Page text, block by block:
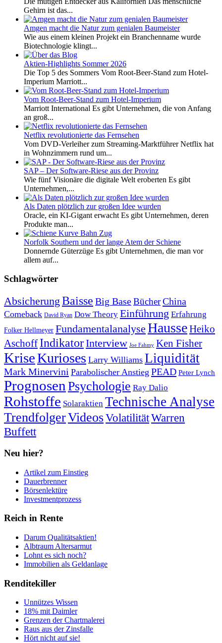
Gehirn ist das...
Amgen macht die Natur zum genialen Baumeister
Wie aus einem kleinen Projekt ein Branchenname wurde
Biotechnologie klingt...
Aktien-Highlights Sommer 2026
Die Top 5 des Sommers Vom Root-Beer-Stand zum Hotel-
Imperium Marriott...
Vom Root-Beer-Stand zum Hotel-Imperium
Marriott International Es gibt Unternehmen, die von Anfang
an groß...
Netflix revolutionierte das Fernsehen
Vom DVD-Verleiher zum Streaming-Marktführer Netflix hat
in Wohnzimmern rund um...
SAP – Der Software-Riese aus der Provinz
Wie fünf Visionäre die digitale Welt eroberten Es gibt
Unternehmen,...
Als Daten plötzlich zur großen Idee wurden
Oracle, ein KI-Gigant erwacht Es gibt Unternehmen, deren
Produkte man...
Norfolk Southern und der lange Atem der Schiene
Donnernde Güterzüge Es gibt Unternehmen, die man vor
allem auf...
Schlagwörter
Absicherung Baisse Big BaseBücherChina
Comeback David Ryan Dow Theory Einführung Erfahrung
Folker Hellmeyer Fundamentalanalyse HausseHeiko
Aschoff IndikatorInterview Joe Fahmy Ken Fisher
KriseKurioses Larry Williams Liquidität
Mark Minervini Parabolischer Anstieg PEAD Peter Lynch
Prognosen Psychologie Ray Dalio
Rohstoffe Solaraktien Technische Analyse
TrendfolgerVideosVolatilitätWarren
Buffett
Neu hier?
Artikel zum Einstieg
Dauerbrenner
Börsenlektüre
Investmentprozess
Reich in Rente
Darum Qualitätsaktien!
Albtraum Altersarmut
Lohnt es sich noch?
Immobilien als Geldanlage
Renditekiller
Unnützes Wissen
18% mit Daimler
Grenzen der Chartmalerei
Raus aus der Zinsfalle
Hört nicht auf sie!